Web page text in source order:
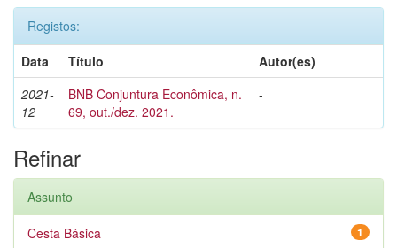
Registos:
Data
Título
Autor(es)
2021-
12
BNB Conjuntura Econômica, n.
69, out./dez. 2021.
-
Refinar
Assunto
1
Cesta Básica